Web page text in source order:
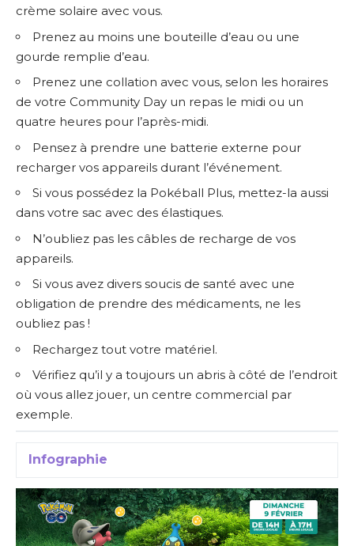
crème solaire avec vous.
Prenez au moins une bouteille d’eau ou une
gourde remplie d’eau.
Prenez une collation avec vous, selon les horaires
de votre Community Day un repas le midi ou un
quatre heures pour l’après-midi.
Pensez à prendre une batterie externe pour
recharger vos appareils durant l’événement.
Si vous possédez la Pokéball Plus, mettez-la aussi
dans votre sac avec des élastiques.
N’oubliez pas les câbles de recharge de vos
appareils.
Si vous avez divers soucis de santé avec une
obligation de prendre des médicaments, ne les
oubliez pas !
Rechargez tout votre matériel.
Vérifiez qu’il y a toujours un abris à côté de l’endroit
où vous allez jouer, un centre commercial par
exemple.
Infographie